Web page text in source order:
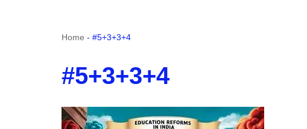
Home - #5+3+3+4
#5+3+3+4